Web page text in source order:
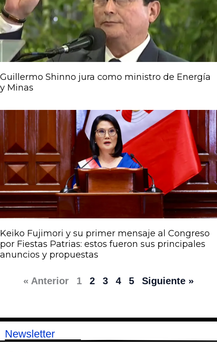
Guillermo Shinno jura como ministro de Energía
y Minas
Keiko Fujimori y su primer mensaje al Congreso
por Fiestas Patrias: estos fueron sus principales
anuncios y propuestas
« Anterior 1 2 3 4 5 Siguiente »
Newsletter